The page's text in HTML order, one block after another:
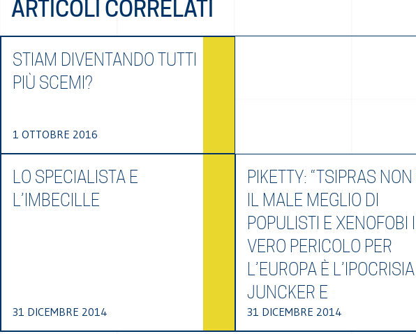
ARTICOLI CORRELATI
STIAM DIVENTANDO TUTTI
PIÙ SCEMI?
1 OTTOBRE 2016
LO SPECIALISTA E
L’IMBECILLE
31 DICEMBRE 2014
PIKETTY: “TSIPRAS NON
IL MALE MEGLIO DI
POPULISTI E XENOFOBI
VERO PERICOLO PER
L’EUROPA È L’IPOCRISIA
JUNCKER E
31 DICEMBRE 2014